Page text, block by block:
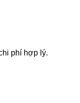
phí hợp lý.